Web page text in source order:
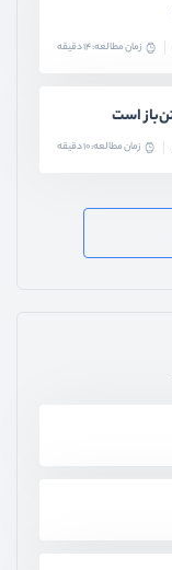
زمان مطالعه: 14 دقیقه
زمان مطالعه: 10 دقیقه